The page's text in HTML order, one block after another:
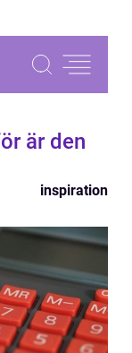
är den
inspiration